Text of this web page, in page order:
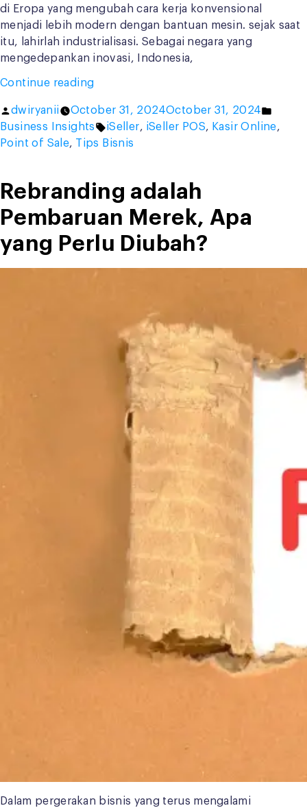
di Eropa yang mengubah cara kerja konvensional
menjadi lebih modern dengan bantuan mesin. sejak saat
itu, lahirlah industrialisasi. Sebagai negara yang
mengedepankan inovasi, Indonesia,
Continue reading“Industrialisasi
Indonesia:
Bagaimana
Perkembangannya?”
Posted
by
dwiryanii October 31, 2024October 31, 2024
in
Business Insights Tags:
iSeller, iSeller POS, Kasir Online,
Point of Sale, Tips Bisnis
Rebranding adalah
Pembaruan Merek, Apa
yang Perlu Diubah?
Dalam pergerakan bisnis yang terus mengalami